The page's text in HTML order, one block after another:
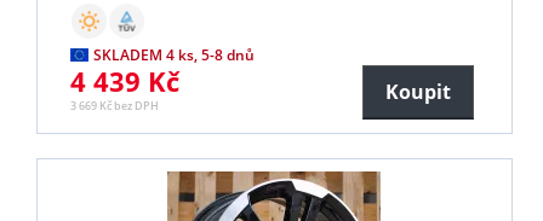
SKLADEM 4 ks, 5-8 dnů
4 439 Kč
3 669 Kč bez DPH
Koupit